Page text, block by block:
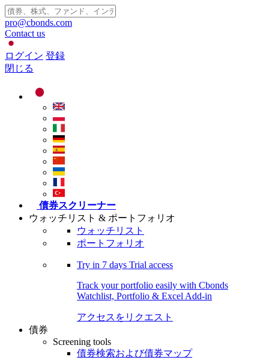
pro@cbonds.com
Contact us
ログイン 登録
閉じる
債券スクリーナー
ウォッチリスト & ポートフォリオ
ウォッチリスト
ポートフォリオ
Try in 7 days Trial access
Track your portfolio easily with Cbonds
Watchlist, Portfolio & Excel Add-in
アクセスをリクエスト
債券
Screening tools
債券検索および債券マップ